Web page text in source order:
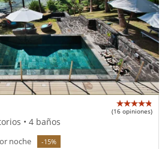
(16 opiniones)
• 4 baños
noche -15%